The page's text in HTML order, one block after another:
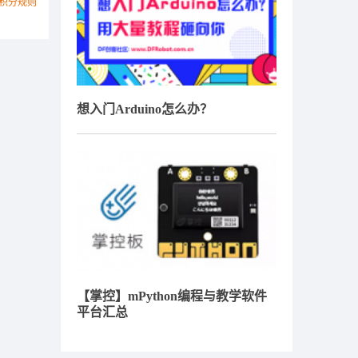
分规则
想入门Arduino怎么办？
【掌控】mPython编程与教学软件
平台汇总